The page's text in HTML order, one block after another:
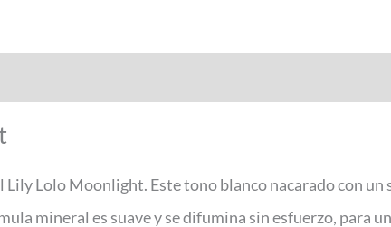
Lolo Moonlight. Este tono blanco nacarado con
mineral es suave y se difumina sin esfuerzo, para